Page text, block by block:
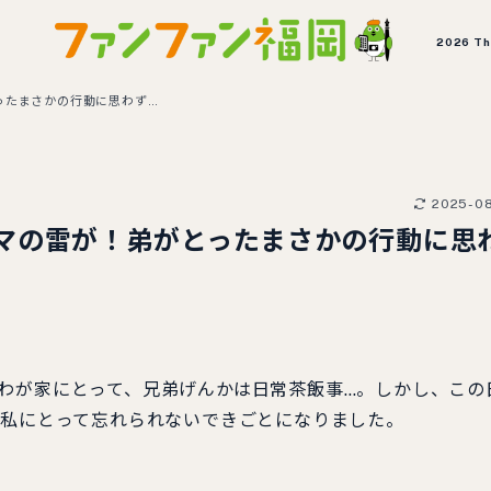
2026
まさかの行動に思わず…
2025-
の雷が！弟がとったまさかの行動に思
が家にとって、兄弟げんかは日常茶飯事…。しかし、この
にとって忘れられないできごとになりました。